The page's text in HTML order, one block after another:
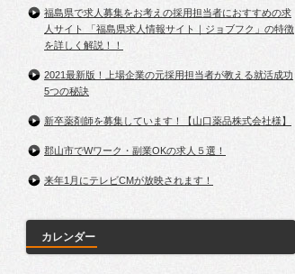
福島県で求人募集をお考えの採用担当者におすすめの求
人サイト 「福島県求人情報サイト｜ジョブフク」の特徴
を詳しく解説！！
2021最新版！上場企業の元採用担当者が教える就活成功
5つの秘訣
新卒薬剤師を募集しています！【山口薬品株式会社様】
郡山市でWワーク・副業OKの求人５選！
来年1月にテレビCMが放映されます！
カレンダー